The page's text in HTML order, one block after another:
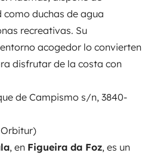
duchas de agua
recreativas. Su
acogedor lo convierten
disfrutar de la costa con
de Campismo s/n, 3840-
Orbitur)
, en Figueira da Foz, es un